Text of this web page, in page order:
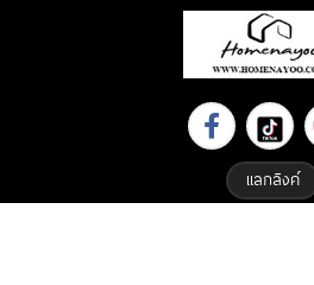
แลกลิงค์